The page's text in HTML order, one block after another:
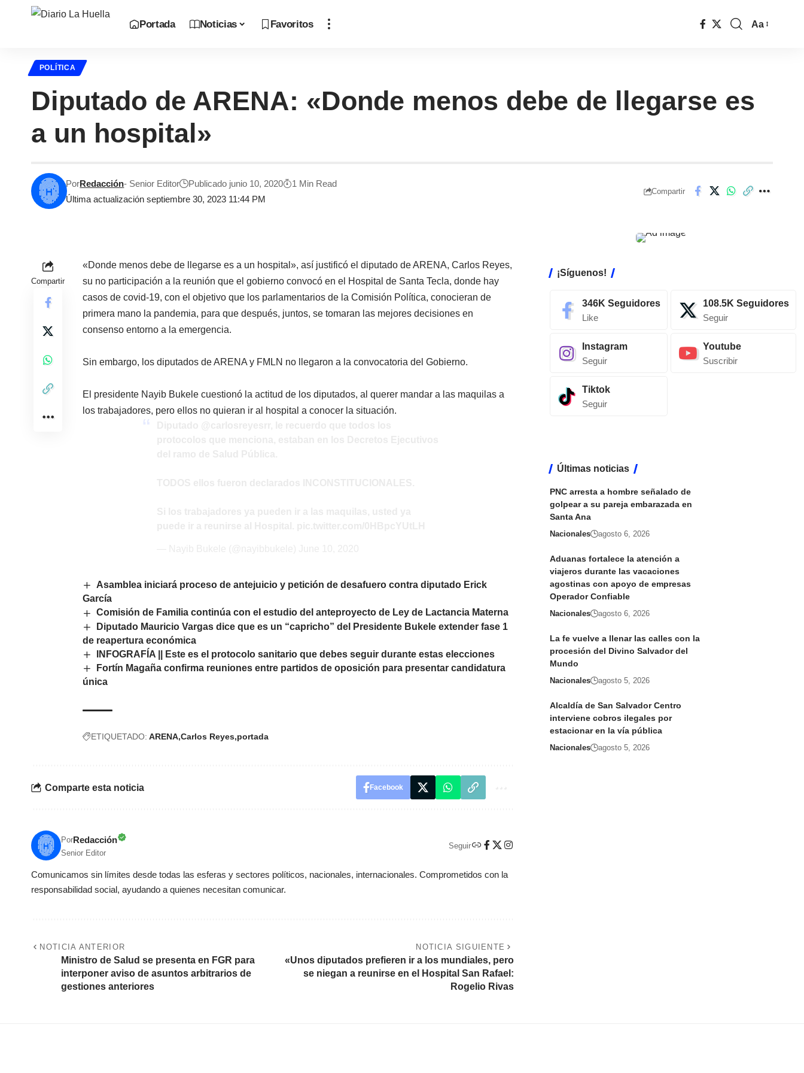
Portada Noticias Favoritos Aa
POLÍTICA
Diputado de ARENA: «Donde menos debe de llegarse es
a un hospital»
Última actualización septiembre 30, 2023 11:44 PM
PorRedacción- Senior Editor Publicado junio 10, 2020 1 Min Read
Compartir
Compartir
«Donde menos debe de llegarse es a un hospital», así justificó el diputado de ARENA, Carlos Reyes,
su no participación a la reunión que el gobierno convocó en el Hospital de Santa Tecla, donde hay
casos de covid-19, con el objetivo que los parlamentarios de la Comisión Política, conocieran de
primera mano la pandemia, para que después, juntos, se tomaran las mejores decisiones en
consenso entorno a la emergencia.
Sin embargo, los diputados de ARENA y FMLN no llegaron a la convocatoria del Gobierno.
El presidente Nayib Bukele cuestionó la actitud de los diputados, al querer mandar a las maquilas a
los trabajadores, pero ellos no quieran ir al hospital a conocer la situación.
Asamblea iniciará proceso de antejuicio y petición de desafuero contra diputado Erick
García
Comisión de Familia continúa con el estudio del anteproyecto de Ley de Lactancia Materna
Diputado Mauricio Vargas dice que es un “capricho” del Presidente Bukele extender fase 1
de reapertura económica
INFOGRAFÍA || Este es el protocolo sanitario que debes seguir durante estas elecciones
Fortín Magaña confirma reuniones entre partidos de oposición para presentar candidatura
única
ETIQUETADO: ARENA Carlos Reyes portada
Comparte esta noticia Facebook
PorRedacción
Senior Editor
Seguir
Comunicamos sin límites desde todas las esferas y sectores políticos, nacionales, internacionales. Comprometidos con la
responsabilidad social, ayudando a quienes necesitan comunicar.
NOTICIA ANTERIOR
Ministro de Salud se presenta en FGR para
interponer aviso de asuntos arbitrarios de
gestiones anteriores
NOTICIA SIGUIENTE
«Unos diputados prefieren ir a los mundiales, pero
se niegan a reunirse en el Hospital San Rafael:
Rogelio Rivas
¡Síguenos!
346K Seguidores
Like
108.5K Seguidores
Seguir
Instagram
Seguir
Youtube
Suscribir
Tiktok
Seguir
Últimas noticias
PNC arresta a hombre señalado de
golpear a su pareja embarazada en
Santa Ana
Nacionales agosto 6, 2026
Aduanas fortalece la atención a
viajeros durante las vacaciones
agostinas con apoyo de empresas
Operador Confiable
Nacionales agosto 6, 2026
La fe vuelve a llenar las calles con la
procesión del Divino Salvador del
Mundo
Nacionales agosto 5, 2026
Alcaldía de San Salvador Centro
interviene cobros ilegales por
estacionar en la vía pública
Nacionales agosto 5, 2026